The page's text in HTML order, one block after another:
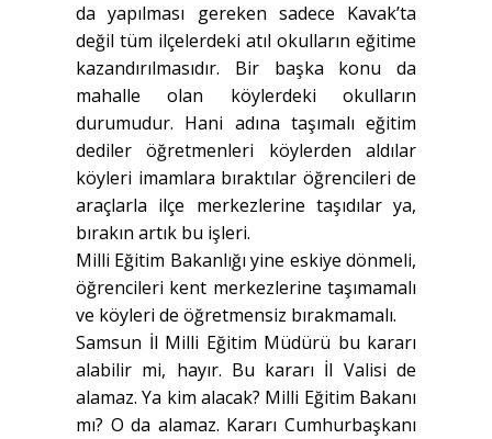
da yapılması gereken sadece Kavak’ta
değil tüm ilçelerdeki atıl okulların eğitime
kazandırılmasıdır. Bir başka konu da
mahalle olan köylerdeki okulların
durumudur. Hani adına taşımalı eğitim
dediler öğretmenleri köylerden aldılar
köyleri imamlara bıraktılar öğrencileri de
araçlarla ilçe merkezlerine taşıdılar ya,
bırakın artık bu işleri.
Milli Eğitim Bakanlığı yine eskiye dönmeli,
öğrencileri kent merkezlerine taşımamalı
ve köyleri de öğretmensiz bırakmamalı.
Samsun İl Milli Eğitim Müdürü bu kararı
alabilir mi, hayır. Bu kararı İl Valisi de
alamaz. Ya kim alacak? Milli Eğitim Bakanı
mı? O da alamaz. Kararı Cumhurbaşkanı